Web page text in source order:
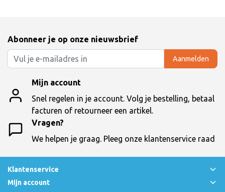
Abonneer je op onze nieuwsbrief
Aanmelden
Mijn account
Snel regelen in je account. Volg je bestelling, betaal
facturen of retourneer een artikel.
Vragen?
We helpen je graag. Pleeg onze klantenservice raad
Klantenservice
Mijn account